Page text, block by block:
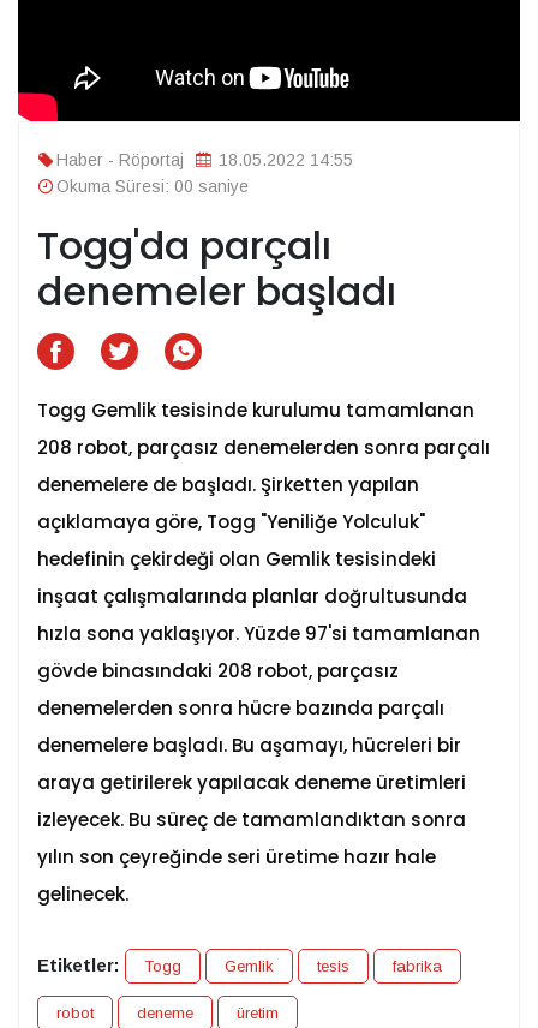
Haber - Röportaj
18.05.2022 14:55
Okuma Süresi: 00 saniye
Togg'da parçalı
denemeler başladı
Togg Gemlik tesisinde kurulumu tamamlanan
208 robot, parçasız denemelerden sonra parçalı
denemelere de başladı. Şirketten yapılan
açıklamaya göre, Togg "Yeniliğe Yolculuk"
hedefinin çekirdeği olan Gemlik tesisindeki
inşaat çalışmalarında planlar doğrultusunda
hızla sona yaklaşıyor. Yüzde 97'si tamamlanan
gövde binasındaki 208 robot, parçasız
denemelerden sonra hücre bazında parçalı
denemelere başladı. Bu aşamayı, hücreleri bir
araya getirilerek yapılacak deneme üretimleri
izleyecek. Bu süreç de tamamlandıktan sonra
yılın son çeyreğinde seri üretime hazır hale
gelinecek.
Etiketler: Togg Gemlik tesis fabrika
robot deneme üretim